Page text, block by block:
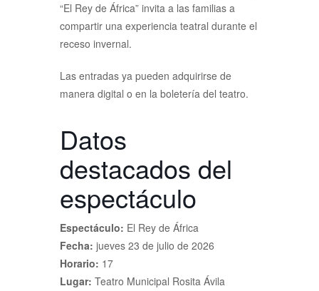
“El Rey de África” invita a las familias a
compartir una experiencia teatral durante el
receso invernal.
Las entradas ya pueden adquirirse de
manera digital o en la boletería del teatro.
Datos
destacados del
espectáculo
Espectáculo: El Rey de África
Fecha: jueves 23 de julio de 2026
Horario: 17
Lugar: Teatro Municipal Rosita Ávila